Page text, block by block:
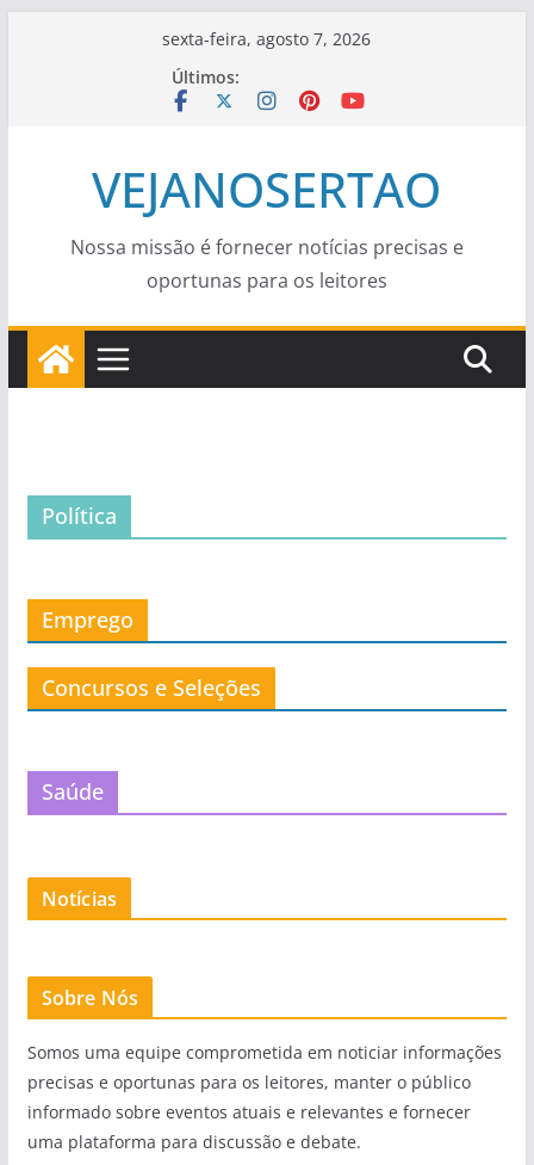
sexta-feira, agosto 7, 2026
Últimos:
VEJANOSERTAO
Nossa missão é fornecer notícias precisas e
oportunas para os leitores
Política
Emprego
Concursos e Seleções
Saúde
Notícias
Sobre Nós
Somos uma equipe comprometida em noticiar informações
precisas e oportunas para os leitores, manter o público
informado sobre eventos atuais e relevantes e fornecer
uma plataforma para discussão e debate.